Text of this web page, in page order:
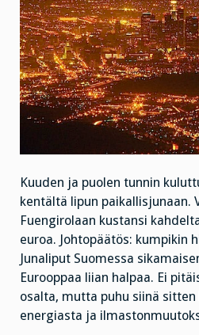
Kuuden ja puolen tunnin
kentältä lipun paikallisjunaan.
Fuengirolaan kustansi
euroa. Johtopäätös: kumpikin
Junaliput Suomessa
Eurooppaa liian halpaa. Ei
osalta, mutta puhu siinä
energiasta ja